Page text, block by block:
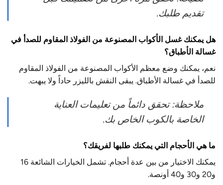
تقديم طلبك.
هل يمكنك غسل الأكواب المصنوعة من الفولاذ المقاوم للصدأ في
غسالة الأطباق؟
نعم، يمكنك وضع معظم الأكواب المصنوعة من الفولاذ المقاوم
للصدأ في غسالة الأطباق. يبقى النقش بالليزر حاداً ولا يبهت.
ملاحظة: تحقق دائماً من تعليمات العناية
الخاصة بالكوب الخاص بك.
ما هي الأحجام التي يمكنك طلبها لفريقك؟
يمكنك الاختيار من بين عدة أحجام. تشمل الخيارات الشائعة 16
و20 و30 و40 أونصة.